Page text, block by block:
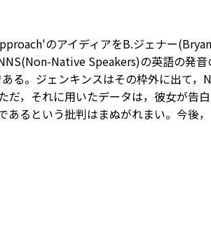
のアイディアをB.ジェナー
Native Speakers)の英語の発
る。ジェンキンスはその枠外に出て
だ，それに用いたデータは，彼女が告
あるという批判はまぬがれまい。今後